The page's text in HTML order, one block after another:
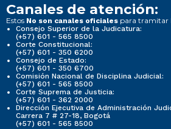
Canales de atención:
Estos No son canales oficiales para tramitar
Consejo Superior de la Judicatura:
(+57) 601 - 565 8500
Corte Constitucional:
(+57) 601 - 350 6200
Consejo de Estado:
(+57) 601 - 350 6700
Comisión Nacional de Disciplina Judicial:
(+57) 601 - 565 8500
Corte Suprema de Justicia:
(+57) 601 - 362 2000
Dirección Ejecutiva de Administración
Carrera 7 # 27-18, Bogotá
(+57) 601 - 565 8500